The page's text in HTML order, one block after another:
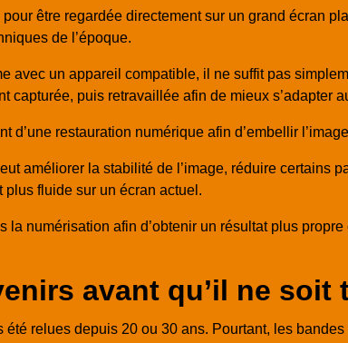
être regardée directement sur un grand écran
de l’époque.
avec un appareil compatible, il ne suffit pas
capturée, puis retravaillée afin de mieux s’adapter
d’une restauration numérique afin d’embellir
améliorer la stabilité de l’image, réduire certains
plus fluide sur un écran actuel.
la numérisation afin d’obtenir un résultat plus
avant qu’il ne soit
été relues depuis 20 ou 30 ans. Pourtant, les